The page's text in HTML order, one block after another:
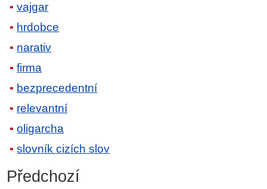
vajgar
hrdobce
narativ
firma
bezprecedentní
relevantní
oligarcha
slovník cizích slov
Předchozí